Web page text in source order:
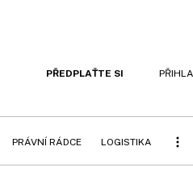
PŘEDPLAŤTE SI
PRÁVNÍ RÁDCE LOGISTIKA